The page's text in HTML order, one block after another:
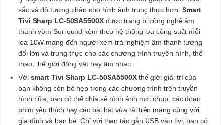
sắc và độ tương phản cho hình ảnh trung thực hơn. Smart
Tivi Sharp LC-50SA5500X được trang bị công nghệ âm
thanh vòm Surround kèm theo hệ thống loa công suất mỗi
loa 10W mang đến người xem trải nghiệm âm thanh tương
đối lớn và trung thực cho các chương trình truyền hình, thể
thao, thế giới động vật hay âm nhạc.
Vớismart Tivi Sharp LC-50SA5500X thế giới giải trí của
bạn không còn bó hẹp trong các chương trình trên truyền
hình nữa, bạn có thể chia sẻ hình ảnh mới chụp, các đoạn
phim yêu thích hay các bài hát vừa tải trên mạng cùng với
gia đình và bạn bè. Chỉ với thao tác gắn USB vào tivi, bạn có